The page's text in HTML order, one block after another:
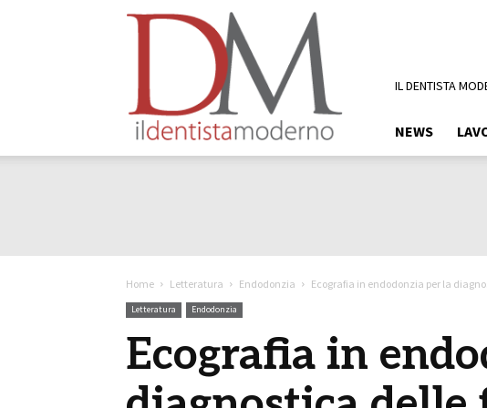
NEWS
IL DENTISTA
Home Letteratura Endodonzia Ecografia in endodonzia per la
Letteratura Endodonzia
Ecografia in